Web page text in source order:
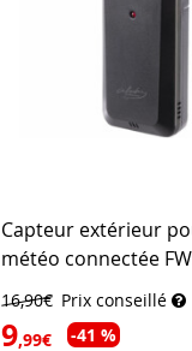
Capteur extérieur
météo connectée
16,90€ Prix conseillé
9,99€ -41 %